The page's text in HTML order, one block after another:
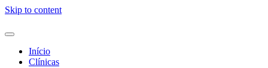
Skip to content
Início
Clínicas